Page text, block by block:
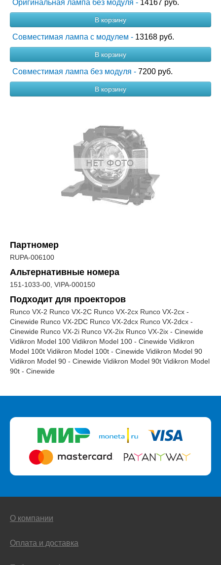
Оригинальная лампа без модуля - 14167 руб.
В корзину
Совместимая лампа с модулем - 13168 руб.
В корзину
Совместимая лампа без модуля - 7200 руб.
В корзину
Партномер
RUPA-006100
Альтернативные номера
151-1033-00, VIPA-000150
Подходит для проекторов
Runco VX-2 Runco VX-2C Runco VX-2cx Runco VX-2cx -
Cinewide Runco VX-2DC Runco VX-2dcx Runco VX-2dcx -
Cinewide Runco VX-2i Runco VX-2ix Runco VX-2ix - Cinewide
Vidikron Model 100 Vidikron Model 100 - Cinewide Vidikron
Model 100t Vidikron Model 100t - Cinewide Vidikron Model 90
Vidikron Model 90 - Cinewide Vidikron Model 90t Vidikron Model
90t - Cinewide
О компании
Оплата и доставка